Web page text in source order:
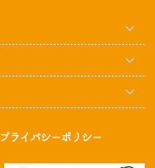
プライバシーポリシー